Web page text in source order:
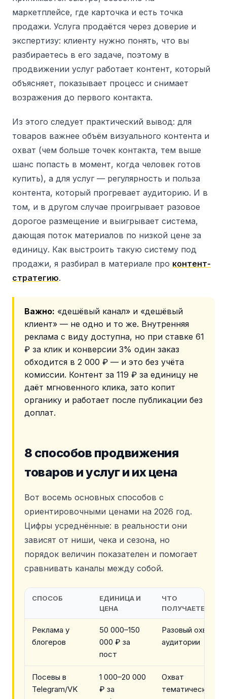
маркетплейсе, где карточка и есть точка
продажи. Услуга продаётся через доверие и
экспертизу: клиенту нужно понять, что вы
разбираетесь в его задаче, поэтому в
продвижении услуг работает контент, который
объясняет, показывает процесс и снимает
возражения до первого контакта.
Из этого следует практический вывод: для
товаров важнее объём визуального контента и
охват (чем больше точек контакта, тем выше
шанс попасть в момент, когда человек готов
купить), а для услуг — регулярность и польза
контента, который прогревает аудиторию. И в
том, и в другом случае проигрывает разовое
дорогое размещение и выигрывает система,
дающая поток материалов по низкой цене за
единицу. Как выстроить такую систему под
продажи, я разбирал в материале про контент-
стратегию.
Важно: «дешёвый канал» и «дешёвый
клиент» — не одно и то же. Внутренняя
реклама с виду доступна, но при ставке 61
₽ за клик и конверсии 3% один заказ
обходится в 2 000 ₽ — и это без учёта
комиссии. Контент за 119 ₽ за единицу не
даёт мгновенного клика, зато копит
органику и работает после публикации без
доплат.
8 способов продвижения
товаров и услуг и их цена
Вот восемь основных способов с
ориентировочными ценами на 2026 год.
Цифры усреднённые: в реальности они
зависят от ниши, чека и сезона, но
порядок величин показателен и помогает
сравнивать каналы между собой.
СПОСОБ
ЕДИНИЦА И
ЦЕНА
ЧТО
ПОЛУЧАЕТЕ
Реклама у
блогеров
50 000–150
000 ₽ за
пост
Разовый охват
аудитории
Посевы в
Telegram/VK
1 000–20 000
₽ за
Охват
тематических